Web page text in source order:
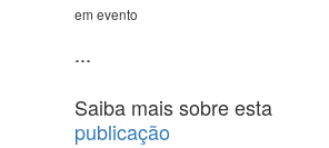
em evento
...
Saiba mais sobre esta
publicação